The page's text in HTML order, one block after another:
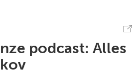
podcast: Alles